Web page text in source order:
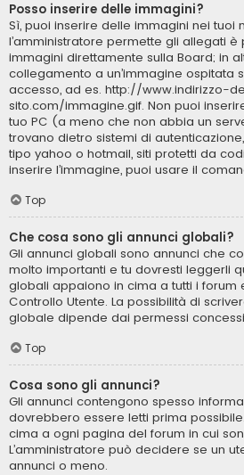
Posso inserire delle immagini?
Sì, puoi inserire delle immagini nei tuoi
l’amministratore permette gli allegati
immagini direttamente sulla Board; in
collegamento a un’immagine ospitata
accesso, ad es. http://www.indirizzo-
sito.com/immagine.gif. Non puoi
tuo PC (a meno che non abbia un
trovano dietro sistemi di
tipo yahoo o hotmail, siti protetti da
inserire l’immagine, puoi usare il
Top
Che cosa sono gli annunci globali?
Gli annunci globali sono annunci che
molto importanti e tu dovresti leggerli
globali appaiono in cima a tutti i forum
Controllo Utente. La possibilità di
globale dipende dai permessi
Top
Cosa sono gli annunci?
Gli annunci contengono spesso
dovrebbero essere letti prima
cima a ogni pagina del forum in cui
L’amministratore può decidere se un
annunci o meno.